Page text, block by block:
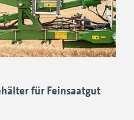
für Feinsaatgut